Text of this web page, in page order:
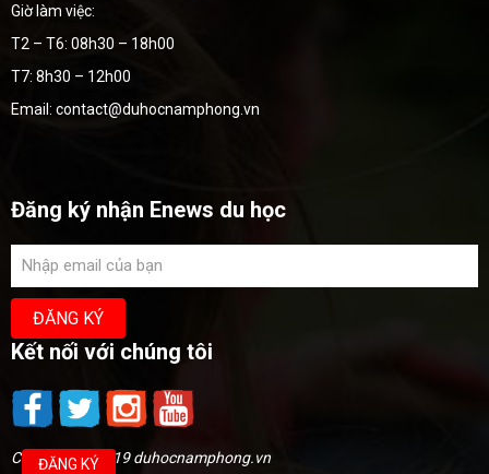
Giờ làm việc:
T2 – T6: 08h30 – 18h00
T7: 8h30 – 12h00
Email: contact@duhocnamphong.vn
Đăng ký nhận Enews du học
Kết nối với chúng tôi
Copyright @2019 duhocnamphong.vn
ĐĂNG KÝ